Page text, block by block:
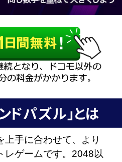
上手に合わせて、より
レゲームです。2048以